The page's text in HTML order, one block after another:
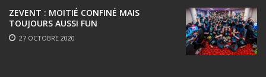
ZEVENT : MOITIÉ CONFINÉ MAIS
TOUJOURS AUSSI FUN
27 OCTOBRE 2020